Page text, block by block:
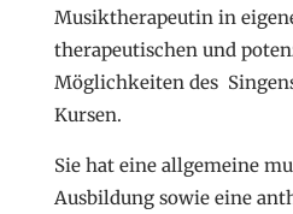
Musiktherapeutin in
therapeutischen und
Möglichkeiten des
Kursen.
Sie hat eine allgemeine
Ausbildung sowie eine